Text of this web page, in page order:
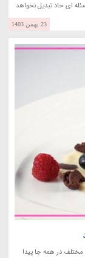
ای حاد تبدیل نخواهد
23 بهمن 1403
مختلف در همه جا پیدا